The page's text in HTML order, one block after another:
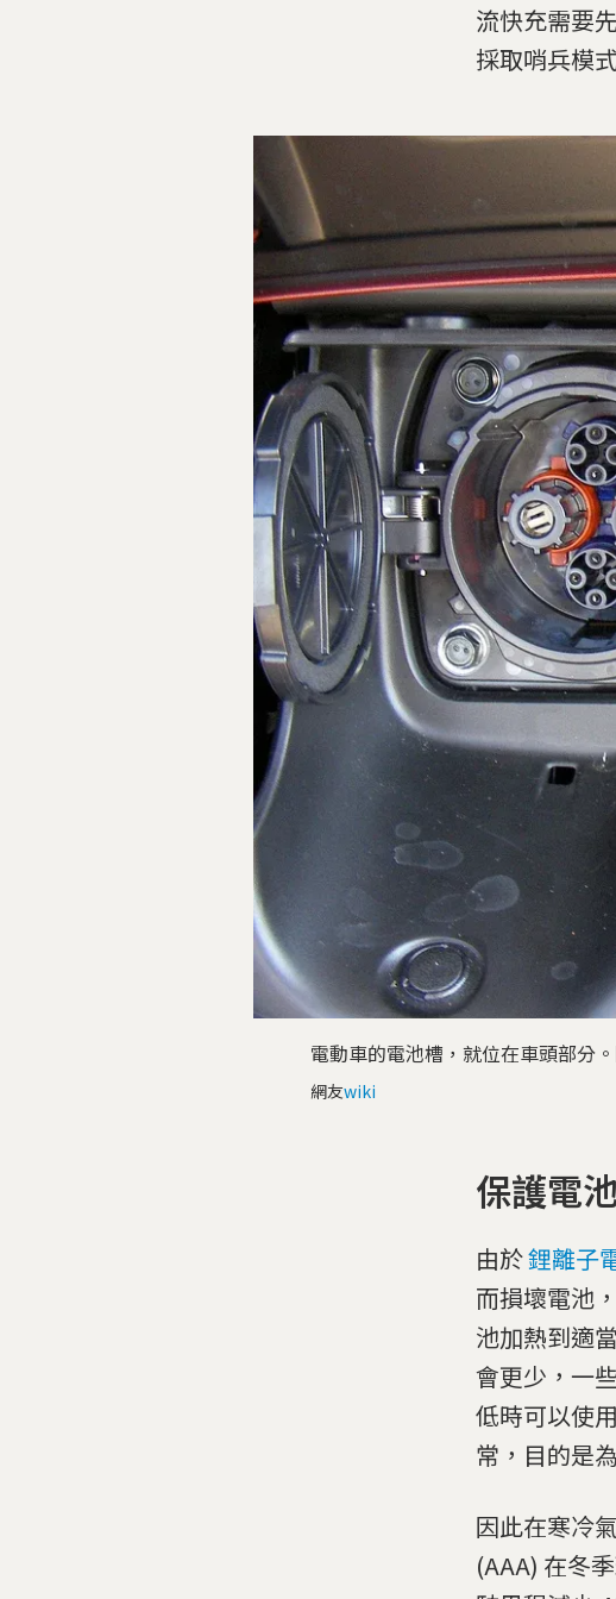
流快充需要
採取哨兵模
電動車的電池槽，就位在車頭部分
網友wiki
保護電
由於鋰離子
而損壞電池
池加熱到適
會更少，一
低時可以使
常，目的是
因此在寒冷
(AAA) 在冬